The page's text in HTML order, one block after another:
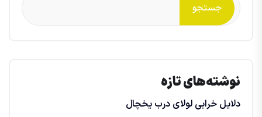
جستجو
نوشته‌های تازه
دلایل خرابی لولای درب یخچال